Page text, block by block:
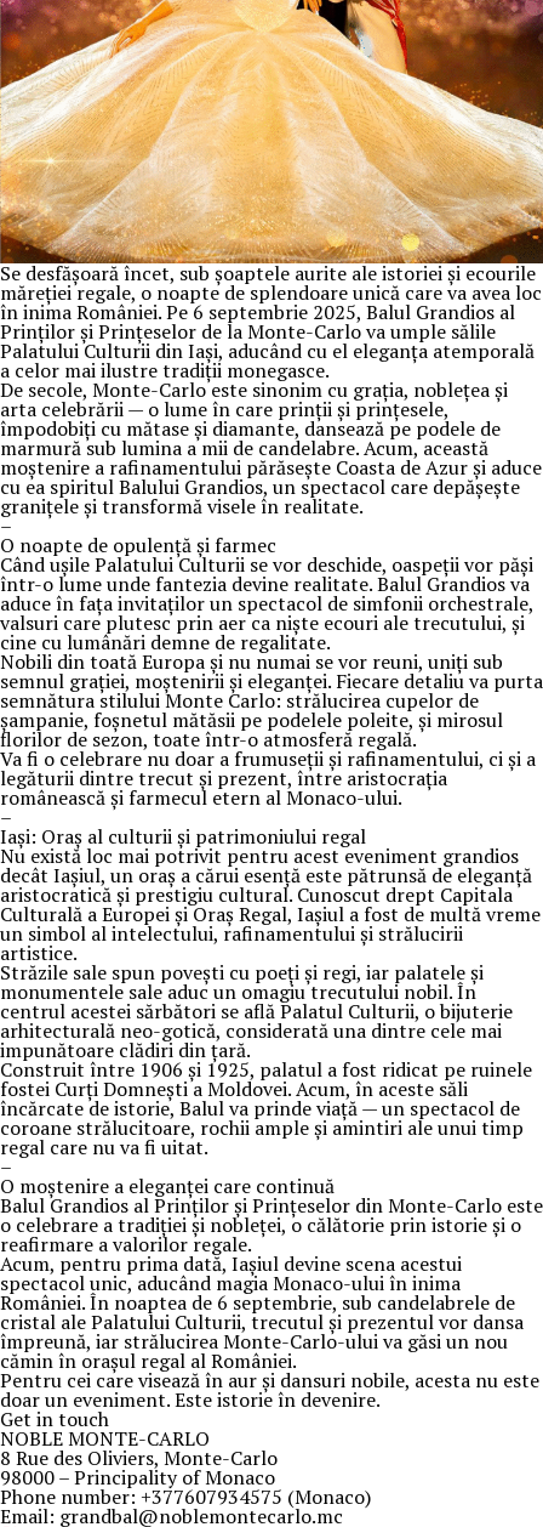
Se desfășoară încet, sub șoaptele aurite ale istoriei și ecourile
măreției regale, o noapte de splendoare unică care va avea loc
în inima României. Pe 6 septembrie 2025, Balul Grandios al
Prinților și Prințeselor de la Monte-Carlo va umple sălile
Palatului Culturii din Iași, aducând cu el eleganța atemporală
a celor mai ilustre tradiții monegasce.
De secole, Monte-Carlo este sinonim cu grația, noblețea și
arta celebrării — o lume în care prinții și prințesele,
împodobiți cu mătase și diamante, dansează pe podele de
marmură sub lumina a mii de candelabre. Acum, această
moștenire a rafinamentului părăsește Coasta de Azur și aduce
cu ea spiritul Balului Grandios, un spectacol care depășește
granițele și transformă visele în realitate.
–
O noapte de opulență și farmec
Când ușile Palatului Culturii se vor deschide, oaspeții vor păși
într-o lume unde fantezia devine realitate. Balul Grandios va
aduce în fața invitaților un spectacol de simfonii orchestrale,
valsuri care plutesc prin aer ca niște ecouri ale trecutului, și
cine cu lumânări demne de regalitate.
Nobili din toată Europa și nu numai se vor reuni, uniți sub
semnul grației, moștenirii și eleganței. Fiecare detaliu va purta
semnătura stilului Monte Carlo: strălucirea cupelor de
șampanie, foșnetul mătăsii pe podelele poleite, și mirosul
florilor de sezon, toate într-o atmosferă regală.
Va fi o celebrare nu doar a frumuseții și rafinamentului, ci și a
legăturii dintre trecut și prezent, între aristocrația
românească și farmecul etern al Monaco-ului.
–
Iași: Oraș al culturii și patrimoniului regal
Nu există loc mai potrivit pentru acest eveniment grandios
decât Iașiul, un oraș a cărui esență este pătrunsă de eleganță
aristocratică și prestigiu cultural. Cunoscut drept Capitala
Culturală a Europei și Oraș Regal, Iașiul a fost de multă vreme
un simbol al intelectului, rafinamentului și strălucirii
artistice.
Străzile sale spun povești cu poeți și regi, iar palatele și
monumentele sale aduc un omagiu trecutului nobil. În
centrul acestei sărbători se află Palatul Culturii, o bijuterie
arhitecturală neo-gotică, considerată una dintre cele mai
impunătoare clădiri din țară.
Construit între 1906 și 1925, palatul a fost ridicat pe ruinele
fostei Curți Domnești a Moldovei. Acum, în aceste săli
încărcate de istorie, Balul va prinde viață — un spectacol de
coroane strălucitoare, rochii ample și amintiri ale unui timp
regal care nu va fi uitat.
–
O moștenire a eleganței care continuă
Balul Grandios al Prinților și Prințeselor din Monte-Carlo este
o celebrare a tradiției și nobleței, o călătorie prin istorie și o
reafirmare a valorilor regale.
Acum, pentru prima dată, Iașiul devine scena acestui
spectacol unic, aducând magia Monaco-ului în inima
României. În noaptea de 6 septembrie, sub candelabrele de
cristal ale Palatului Culturii, trecutul și prezentul vor dansa
împreună, iar strălucirea Monte-Carlo-ului va găsi un nou
cămin în orașul regal al României.
Pentru cei care visează în aur și dansuri nobile, acesta nu este
doar un eveniment. Este istorie în devenire.
Get in touch
NOBLE MONTE-CARLO
8 Rue des Oliviers, Monte-Carlo
98000 – Principality of Monaco
Phone number: +377607934575 (Monaco)
Email: grandbal@noblemontecarlo.mc